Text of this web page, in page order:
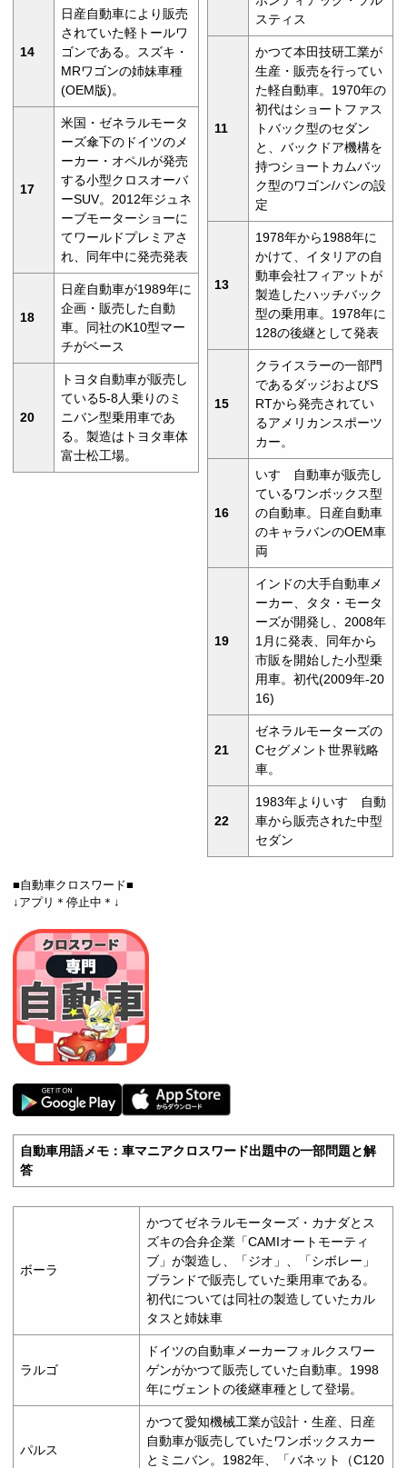
14
日産自動車により販売
されていた軽トールワ
ゴンである。スズキ・
MRワゴンの姉妹車種
(OEM版)。
17
米国・ゼネラルモータ
ーズ傘下のドイツのメ
ーカー・オペルが発売
する小型クロスオーバ
ーSUV。2012年ジュネ
ーブモーターショーに
てワールドプレミアさ
れ、同年中に発売発表
18
日産自動車が1989年に
企画・販売した自動
車。同社のK10型マー
チがベース
20
トヨタ自動車が販売し
ている5-8人乗りのミ
ニバン型乗用車であ
る。製造はトヨタ車体
富士松工場。
スティス
11
かつて本田技研工業が
生産・販売を行ってい
た軽自動車。1970年の
初代はショートファス
トバック型のセダン
と、バックドア機構を
持つショートカムバッ
ク型のワゴン/バンの設
定
13
1978年から1988年に
かけて、イタリアの自
動車会社フィアットが
製造したハッチバック
型の乗用車。1978年に
128の後継として発表
15
クライスラーの一部門
であるダッジおよびS
RTから発売されてい
るアメリカンスポーツ
カー。
16
いすゞ自動車が販売し
ているワンボックス型
の自動車。日産自動車
のキャラバンのOEM車
両
19
インドの大手自動車メ
ーカー、タタ・モータ
ーズが開発し、2008年
1月に発表、同年から
市販を開始した小型乗
用車。初代(2009年-20
16)
21
ゼネラルモーターズの
Cセグメント世界戦略
車。
22
1983年よりいすゞ自動
車から販売された中型
セダン
■自動車クロスワード■
↓アプリ＊停止中＊↓
自動車用語メモ：車マニアクロスワード出題中の一部問題と解
答
ボーラ
かつてゼネラルモーターズ・カナダとス
ズキの合弁企業「CAMIオートモーティ
ブ」が製造し、「ジオ」、「シボレー」
ブランドで販売していた乗用車である。
初代については同社の製造していたカル
タスと姉妹車
ラルゴ
ドイツの自動車メーカーフォルクスワー
ゲンがかつて販売していた自動車。1998
年にヴェントの後継車種として登場。
パルス
かつて愛知機械工業が設計・生産、日産
自動車が販売していたワンボックスカー
とミニバン。1982年、「バネット（C120